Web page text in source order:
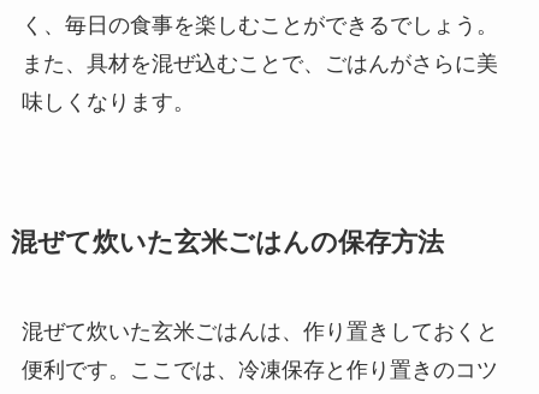
く、毎日の食事を楽しむことができるでしょう。
また、具材を混ぜ込むことで、ごはんがさらに美
味しくなります。
混ぜて炊いた玄米ごはんの保存方法
混ぜて炊いた玄米ごはんは、作り置きしておくと
便利です。ここでは、冷凍保存と作り置きのコツ